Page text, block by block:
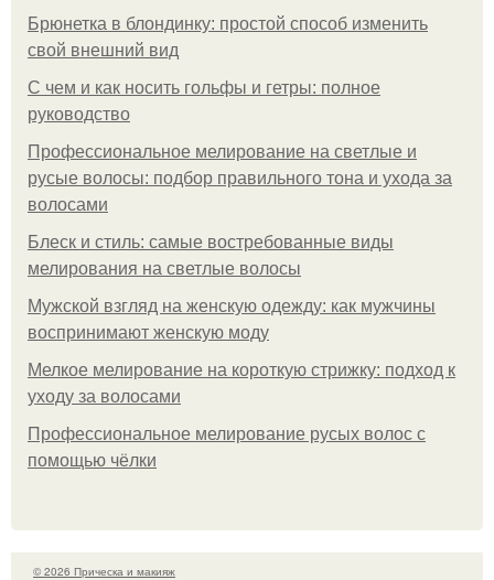
Брюнетка в блондинку: простой способ изменить
свой внешний вид
С чем и как носить гольфы и гетры: полное
руководство
Профессиональное мелирование на светлые и
русые волосы: подбор правильного тона и ухода за
волосами
Блеск и стиль: самые востребованные виды
мелирования на светлые волосы
Мужской взгляд на женскую одежду: как мужчины
воспринимают женскую моду
Мелкое мелирование на короткую стрижку: подход к
уходу за волосами
Профессиональное мелирование русых волос с
помощью чёлки
© 2026 Прическа и макияж